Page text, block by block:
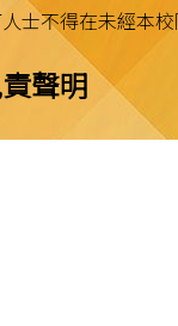
士不得在未經本
聲明